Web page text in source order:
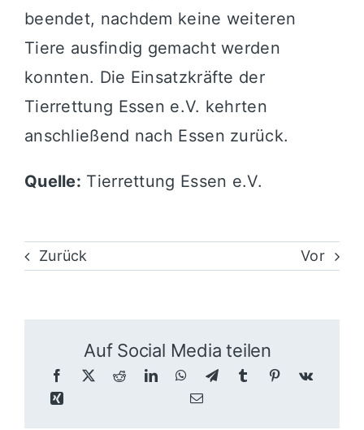
beendet, nachdem keine weiteren
Tiere ausfindig gemacht werden
konnten. Die Einsatzkräfte der
Tierrettung Essen e.V. kehrten
anschließend nach Essen zurück.
Quelle: Tierrettung Essen e.V.
Zurück Vor
Auf Social Media teilen